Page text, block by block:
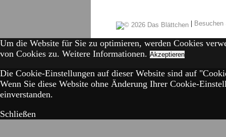
|
Um die Website für Sie zu optimieren, werden Cookies
von Cookies zu. Weitere Informationen. Akzeptieren
Die Cookie-Einstellungen auf dieser Website sind auf
Wenn Sie diese Website ohne Änderung Ihrer Cookie-
einverstanden.
Schließen